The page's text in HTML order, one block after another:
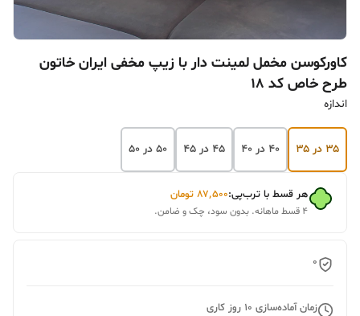
کاورکوسن مخمل لمینت دار با زیپ مخفی ایران خاتون
طرح خاص کد ۱۸
اندازه
۳۵ در ۳۵ ۴۰ در ۴۰ ۴۵ در ۴۵ ۵۰ در ۵۰
هر قسط با ترب‌پی:۸۷٬۵۰۰ تومان
۴ قسط ماهانه. بدون سود، چک و ضامن.
0
زمان آماده‌سازی 10 روز کاری